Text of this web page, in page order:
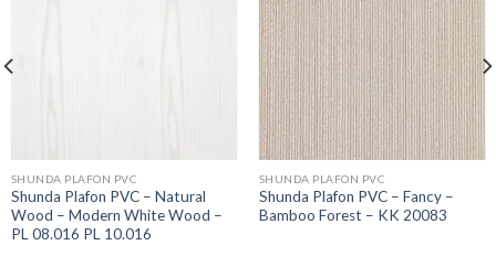
SHUNDA PLAFON PVC
Shunda Plafon PVC – Natural
Wood – Modern White Wood –
PL 08.016 PL 10.016
SHUNDA PLAFON PVC
Shunda Plafon PVC – Fancy –
Bamboo Forest – KK 20083